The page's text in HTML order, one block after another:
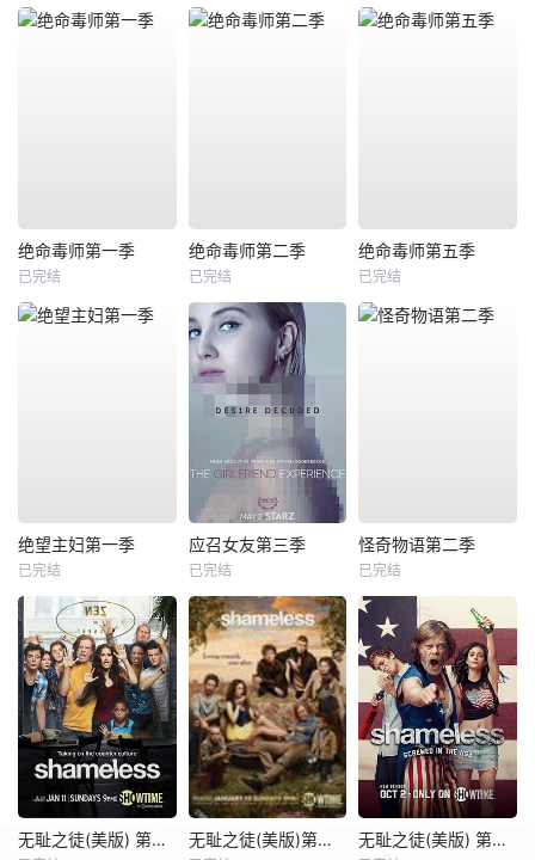
绝命毒师第一季
已完结
绝命毒师第二季
已完结
绝命毒师第五季
已完结
绝望主妇第一季
已完结
应召女友第三季
已完结
怪奇物语第二季
已完结
无耻之徒(美版) 第五季 无耻之徒(美版)第三季 无耻之徒(美版) 第七季